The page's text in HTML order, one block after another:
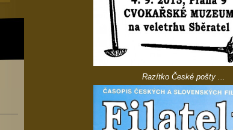
Razítko České pošty ...